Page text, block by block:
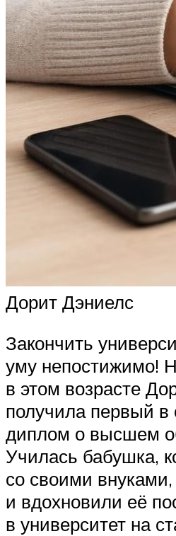
Дорит Дэниелс
Закончить
уму непостижимо!
в этом возрасте
получила первый в
диплом о высшем
Училась бабушка,
со своими
и вдохновили её
в университет на